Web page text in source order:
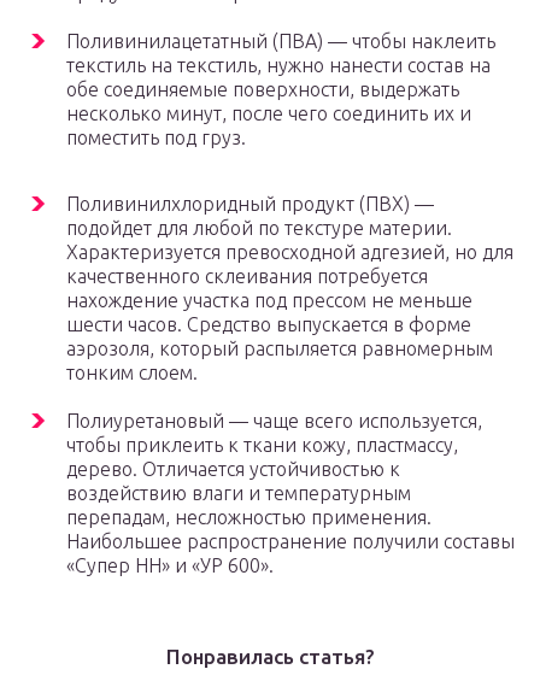
Поливинилацетатный (ПВА) — чтобы наклеить
текстиль на текстиль, нужно нанести состав на
обе соединяемые поверхности, выдержать
несколько минут, после чего соединить их и
поместить под груз.
Поливинилхлоридный продукт (ПВХ) —
подойдет для любой по текстуре материи.
Характеризуется превосходной адгезией, но для
качественного склеивания потребуется
нахождение участка под прессом не меньше
шести часов. Средство выпускается в форме
аэрозоля, который распыляется равномерным
тонким слоем.
Полиуретановый — чаще всего используется,
чтобы приклеить к ткани кожу, пластмассу,
дерево. Отличается устойчивостью к
воздействию влаги и температурным
перепадам, несложностью применения.
Наибольшее распространение получили составы
«Супер НН» и «УР 600».
Понравилась статья?